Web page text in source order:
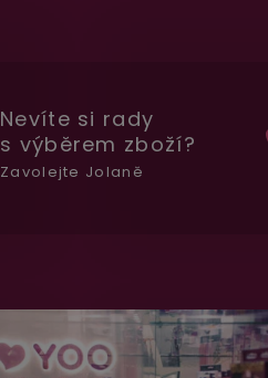
Nevíte si rady
s výběrem zboží?
Zavolejte Jolaně